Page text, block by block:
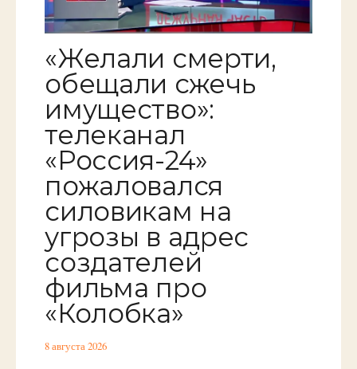
«Желали смерти,
обещали сжечь
имущество»:
телеканал
«Россия-24»
пожаловался
силовикам на
угрозы в адрес
создателей
фильма про
«Колобка»
8 августа 2026